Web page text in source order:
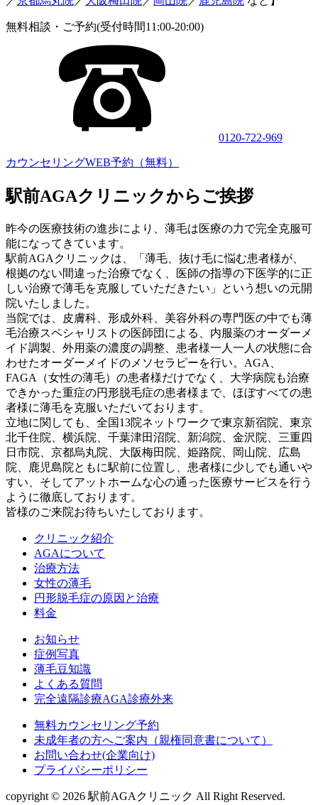
無料相談・ご予約(受付時間11:00-20:00)
0120-722-969
カウンセリングWEB予約（無料）
駅前AGAクリニックからご挨拶
昨今の医療技術の進歩により、薄毛は医療の力で完全克服可
能になってきています。
駅前AGAクリニックは、「薄毛、抜け毛に悩む患者様が、
根拠のない間違った治療でなく、医師の指導の下医学的に正
しい治療で薄毛を克服していただきたい」という想いの元開
院いたしました。
当院では、皮膚科、形成外科、美容外科の専門医の中でも薄
毛治療スペシャリストの医師団による、内服薬のオーダーメ
イド調製、外用薬の濃度の調整、患者様一人一人の状態に合
わせたオーダーメイドのメソセラピーを行い。AGA、
FAGA（女性の薄毛）の患者様だけでなく、大学病院も治療
できかった重症の円形脱毛症の患者様まで、ほぼすべての患
者様に薄毛を克服いただいております。
立地に関しても、全国13院ネットワークで東京新宿院、東京
北千住院、横浜院、千葉津田沼院、新潟院、金沢院、三重四
日市院、京都烏丸院、大阪梅田院、姫路院、岡山院、広島
院、鹿児島院ともに駅前に位置し、患者様に少しでも通いや
すい、そしてアットホームな心の通った医療サービスを行う
ように徹底しております。
皆様のご来院お待ちいたしております。
クリニック紹介
AGAについて
治療方法
女性の薄毛
円形脱毛症の原因と治療
料金
お知らせ
症例写真
薄毛豆知識
よくある質問
完全遠隔診療AGA診療外来
無料カウンセリング予約
未成年者の方へご案内（親権同意書について）
お問い合わせ(企業向け)
プライパシーポリシー
copyright © 2026 駅前AGAクリニック All Right Reserved.